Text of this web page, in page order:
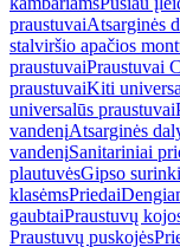
praustuvaiAtsarginės
stalviršio apačios
praustuvaiPraustuvai
praustuvaiKiti
universalūs praustuvai
vandenįAtsarginės
vandenįSanitariniai
plautuvėsGipso
klasėmsPriedai
gaubtaiPraustuvų
Praustuvų puskojės